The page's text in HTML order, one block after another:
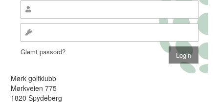
Glemt passord?
Mørk golfklubb
Mørkveien 775
1820 Spydeberg